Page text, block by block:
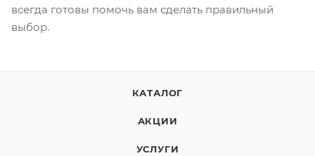
всегда готовы помочь вам сделать правильный
выбор.
КАТАЛОГ
АКЦИИ
УСЛУГИ